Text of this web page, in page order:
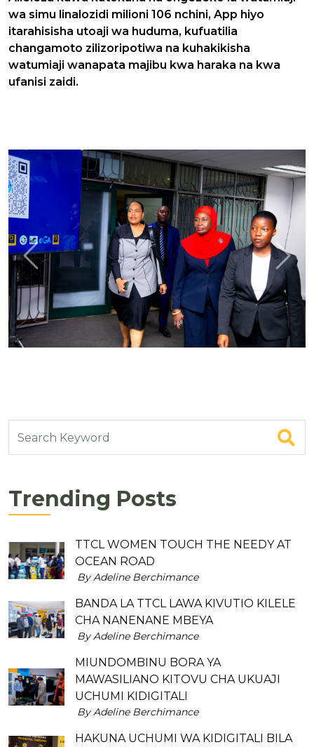
wa simu linalozidi milioni 106 nchini, App hiyo
itarahisisha utoaji wa huduma, kufuatilia
changamoto zilizoripotiwa na kuhakikisha
watumiaji wanapata majibu kwa haraka na kwa
ufanisi zaidi.
Previous Next
Trending Posts
TTCL WOMEN TOUCH THE NEEDY AT
OCEAN ROAD
By Adeline Berchimance
BANDA LA TTCL LAWA KIVUTIO KILELE
CHA NANENANE MBEYA
By Adeline Berchimance
MIUNDOMBINU BORA YA
MAWASILIANO KITOVU CHA UKUAJI
UCHUMI KIDIGITALI
By Adeline Berchimance
HAKUNA UCHUMI WA KIDIGITALI BILA